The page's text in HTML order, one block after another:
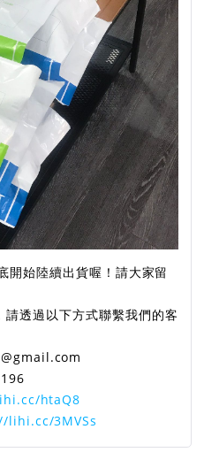
開始陸續出貨喔！請大家留
透過以下方式聯繫我們的客
htaQ8
lihi.cc/3MVSs